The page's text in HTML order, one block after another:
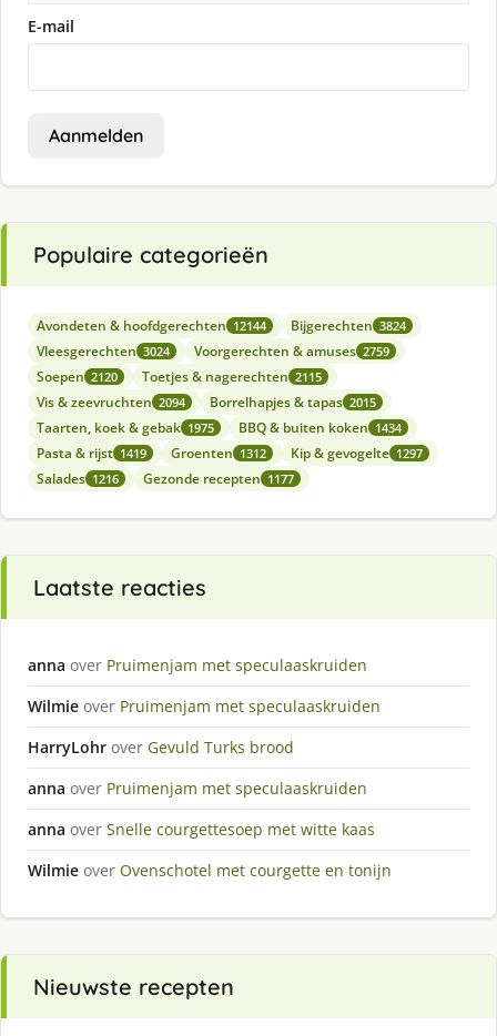
E-mail
Aanmelden
Populaire categorieën
Avondeten & hoofdgerechten 12144 Bijgerechten 3824
Vleesgerechten 3024 Voorgerechten & amuses 2759
Soepen 2120 Toetjes & nagerechten 2115
Vis & zeevruchten 2094 Borrelhapjes & tapas 2015
Taarten, koek & gebak 1975 BBQ & buiten koken 1434
Pasta & rijst 1419 Groenten 1312 Kip & gevogelte 1297
Salades 1216 Gezonde recepten 1177
Laatste reacties
anna over Pruimenjam met speculaaskruiden
Wilmie over Pruimenjam met speculaaskruiden
HarryLohr over Gevuld Turks brood
anna over Pruimenjam met speculaaskruiden
anna over Snelle courgettesoep met witte kaas
Wilmie over Ovenschotel met courgette en tonijn
Nieuwste recepten